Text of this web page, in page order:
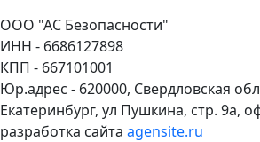
ООО "АС Безопасности"
ИНН - 6686127898
КПП - 667101001
Юр.адрес - 620000, Свердловская
Екатеринбург, ул Пушкина, стр. 9а,
разработка сайта agensite.ru